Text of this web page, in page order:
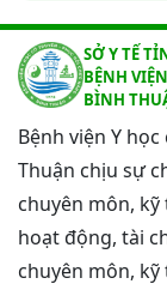
SỞ Y TẾ
BỆNH
BÌNH
Bệnh viện Y
Thuận chịu sự
chuyên môn,
hoạt động, tài
chuyên môn, kỹ